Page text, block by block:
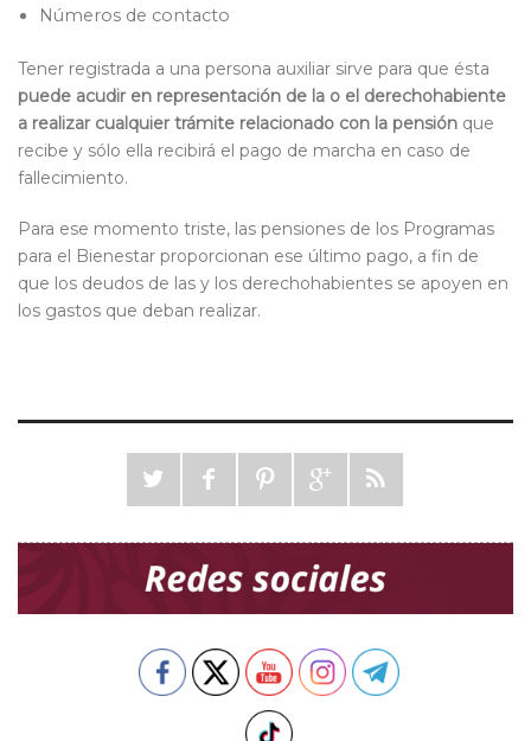
Números de contacto
Tener registrada a una persona auxiliar sirve para que ésta
puede acudir en representación de la o el derechohabiente
a realizar cualquier trámite relacionado con la pensión que
recibe y sólo ella recibirá el pago de marcha en caso de
fallecimiento.
Para ese momento triste, las pensiones de los Programas
para el Bienestar proporcionan ese último pago, a fin de
que los deudos de las y los derechohabientes se apoyen en
los gastos que deban realizar.